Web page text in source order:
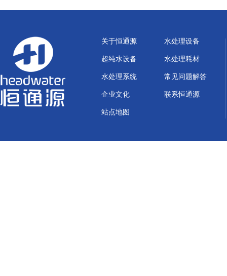
关于恒通源 水处理设备
超纯水设备 水处理耗材
水处理系统 常见问题解答
企业文化 联系恒通源
站点地图